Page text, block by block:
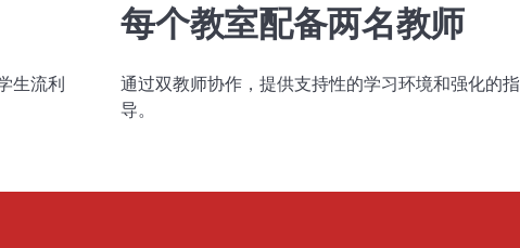
生流利
每个教室配备两名教师
通过双教师协作，提供支持性的学习环境和强化的指
导。